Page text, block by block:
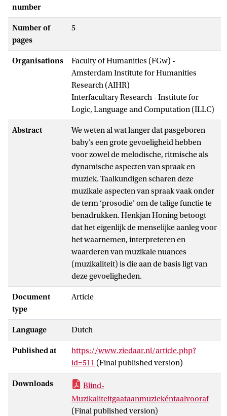
number
Number of
pages
5
Organisations
Faculty of Humanities (FGw) -
Amsterdam Institute for Humanities
Research (AIHR)
Interfacultary Research - Institute for
Logic, Language and Computation (ILLC)
Abstract
We weten al wat langer dat pasgeboren
baby’s een grote gevoeligheid hebben
voor zowel de melodische, ritmische als
dynamische aspecten van spraak en
muziek. Taalkundigen scharen deze
muzikale aspecten van spraak vaak onder
de term ‘prosodie’ om de talige functie te
benadrukken. Henkjan Honing betoogt
dat het eigenlijk de menselijke aanleg voor
het waarnemen, interpreteren en
waarderen van muzikale nuances
(muzikaliteit) is die aan de basis ligt van
deze gevoeligheden.
Document
type
Article
Language Dutch
Published at
https://www.ziedaar.nl/article.php?
id=511 (Final published version)
Downloads
Blind-
Muzikaliteitgaataanmuziekéntaalvooraf
(Final published version)